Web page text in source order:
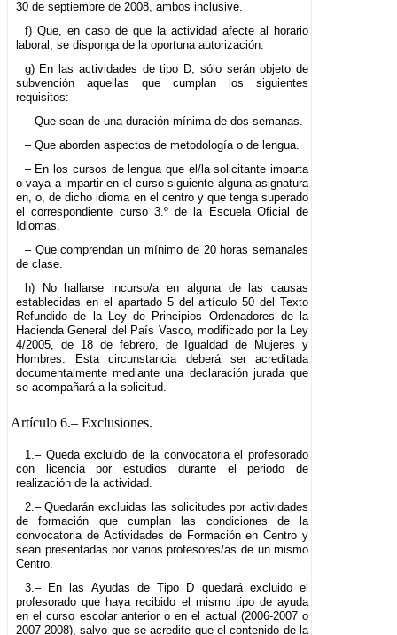
30 de septiembre de 2008, ambos inclusive.
f) Que, en caso de que la actividad afecte al horario
laboral, se disponga de la oportuna autorización.
g) En las actividades de tipo D, sólo serán objeto de
subvención aquellas que cumplan los siguientes
requisitos:
– Que sean de una duración mínima de dos semanas.
– Que aborden aspectos de metodología o de lengua.
– En los cursos de lengua que el/la solicitante imparta
o vaya a impartir en el curso siguiente alguna asignatura
en, o, de dicho idioma en el centro y que tenga superado
el correspondiente curso 3.º de la Escuela Oficial de
Idiomas.
– Que comprendan un mínimo de 20 horas semanales
de clase.
h) No hallarse incurso/a en alguna de las causas
establecidas en el apartado 5 del artículo 50 del Texto
Refundido de la Ley de Principios Ordenadores de la
Hacienda General del País Vasco, modificado por la Ley
4/2005, de 18 de febrero, de Igualdad de Mujeres y
Hombres. Esta circunstancia deberá ser acreditada
documentalmente mediante una declaración jurada que
se acompañará a la solicitud.
Artículo 6.– Exclusiones.
1.– Queda excluido de la convocatoria el profesorado
con licencia por estudios durante el periodo de
realización de la actividad.
2.– Quedarán excluidas las solicitudes por actividades
de formación que cumplan las condiciones de la
convocatoria de Actividades de Formación en Centro y
sean presentadas por varios profesores/as de un mismo
Centro.
3.– En las Ayudas de Tipo D quedará excluido el
profesorado que haya recibido el mismo tipo de ayuda
en el curso escolar anterior o en el actual (2006-2007 o
2007-2008), salvo que se acredite que el contenido de la